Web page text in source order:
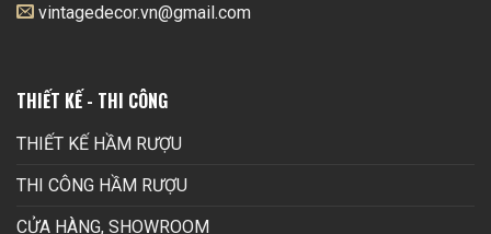
vintagedecor.vn@gmail.com
THIẾT KẾ - THI CÔNG
THIẾT KẾ HẦM RƯỢU
THI CÔNG HẦM RƯỢU
CỬA HÀNG, SHOWROOM